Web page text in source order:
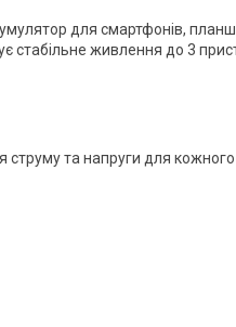
для смартфонів,
стабільне живлення до 3
та напруги для